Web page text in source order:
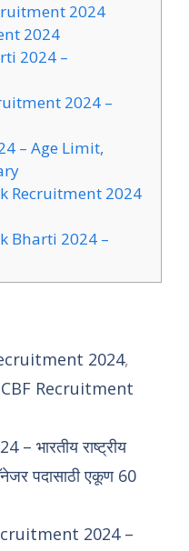
2024
2024
2024 –
2024 –
– Age Limit,
Recruitment 2024
Bharti 2024 –
2024,
Recruitment
भारतीय राष्ट्रीय
पदासाठी एकूण 60
2024 –